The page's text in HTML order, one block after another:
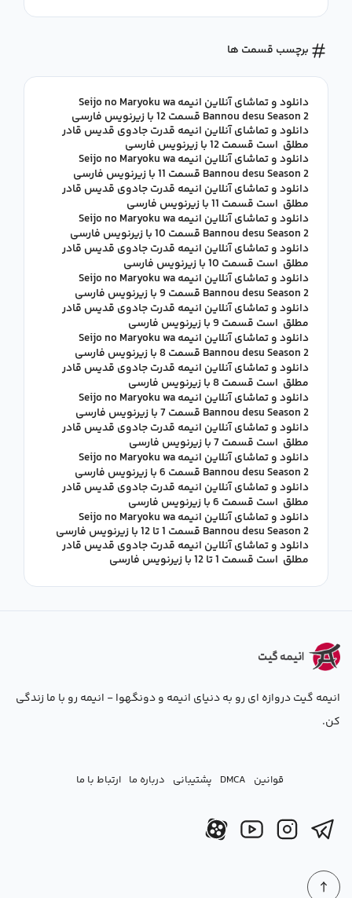
برچسب قسمت ها
دانلود و تماشای آنلاین انیمه Seijo no Maryoku wa
Bannou desu Season 2 قسمت 12 با زیرنویس فارسی
دانلود و تماشای آنلاین انیمه قدرت جادوی قدیس قادر
مطلق است قسمت 12 با زیرنویس فارسی
دانلود و تماشای آنلاین انیمه Seijo no Maryoku wa
Bannou desu Season 2 قسمت 11 با زیرنویس فارسی
دانلود و تماشای آنلاین انیمه قدرت جادوی قدیس قادر
مطلق است قسمت 11 با زیرنویس فارسی
دانلود و تماشای آنلاین انیمه Seijo no Maryoku wa
Bannou desu Season 2 قسمت 10 با زیرنویس فارسی
دانلود و تماشای آنلاین انیمه قدرت جادوی قدیس قادر
مطلق است قسمت 10 با زیرنویس فارسی
دانلود و تماشای آنلاین انیمه Seijo no Maryoku wa
Bannou desu Season 2 قسمت 9 با زیرنویس فارسی
دانلود و تماشای آنلاین انیمه قدرت جادوی قدیس قادر
مطلق است قسمت 9 با زیرنویس فارسی
دانلود و تماشای آنلاین انیمه Seijo no Maryoku wa
Bannou desu Season 2 قسمت 8 با زیرنویس فارسی
دانلود و تماشای آنلاین انیمه قدرت جادوی قدیس قادر
مطلق است قسمت 8 با زیرنویس فارسی
دانلود و تماشای آنلاین انیمه Seijo no Maryoku wa
Bannou desu Season 2 قسمت 7 با زیرنویس فارسی
دانلود و تماشای آنلاین انیمه قدرت جادوی قدیس قادر
مطلق است قسمت 7 با زیرنویس فارسی
دانلود و تماشای آنلاین انیمه Seijo no Maryoku wa
Bannou desu Season 2 قسمت 6 با زیرنویس فارسی
دانلود و تماشای آنلاین انیمه قدرت جادوی قدیس قادر
مطلق است قسمت 6 با زیرنویس فارسی
دانلود و تماشای آنلاین انیمه Seijo no Maryoku wa
Bannou desu Season 2 قسمت 1 تا 12 با زیرنویس فارسی
دانلود و تماشای آنلاین انیمه قدرت جادوی قدیس قادر
مطلق است قسمت 1 تا 12 با زیرنویس فارسی
انیمه گیت دروازه ای رو به دنیای انیمه و دونگهوا - انیمه رو با ما زندگی
کن.
قوانین DMCA پشتیبانی درباره ما ارتباط با ما